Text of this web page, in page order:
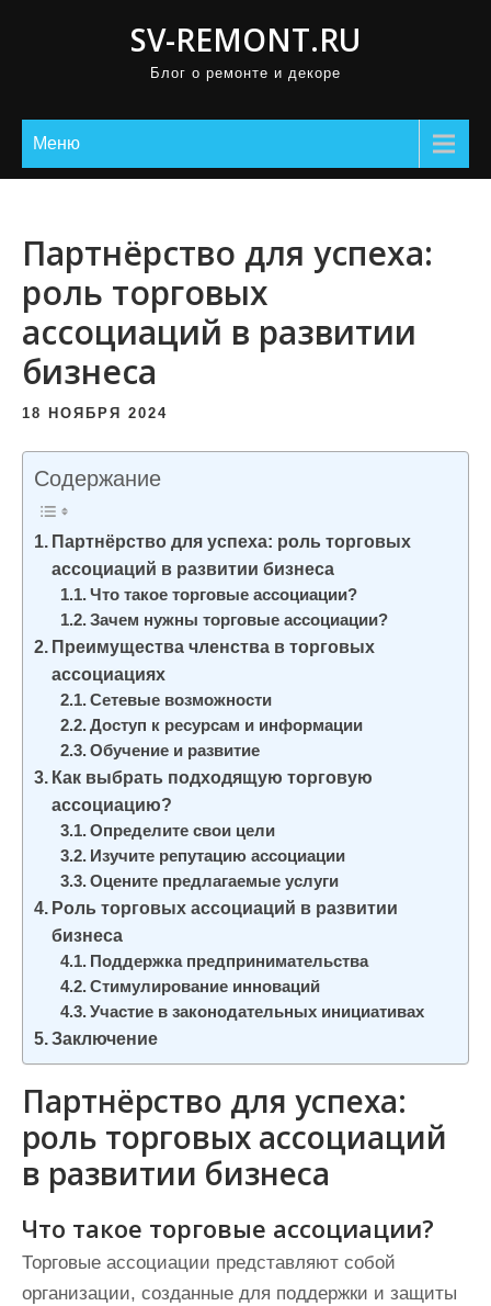
SV-REMONT.RU
Блог о ремонте и декоре
Меню
Партнёрство для успеха:
роль торговых
ассоциаций в развитии
бизнеса
18 НОЯБРЯ 2024
Содержание
Партнёрство для успеха: роль торговых
ассоциаций в развитии бизнеса
Что такое торговые ассоциации?
Зачем нужны торговые ассоциации?
Преимущества членства в торговых
ассоциациях
Сетевые возможности
Доступ к ресурсам и информации
Обучение и развитие
Как выбрать подходящую торговую
ассоциацию?
Определите свои цели
Изучите репутацию ассоциации
Оцените предлагаемые услуги
Роль торговых ассоциаций в развитии
бизнеса
Поддержка предпринимательства
Стимулирование инноваций
Участие в законодательных инициативах
Заключение
Партнёрство для успеха:
роль торговых ассоциаций
в развитии бизнеса
Что такое торговые ассоциации?
Торговые ассоциации представляют собой
организации, созданные для поддержки и защиты